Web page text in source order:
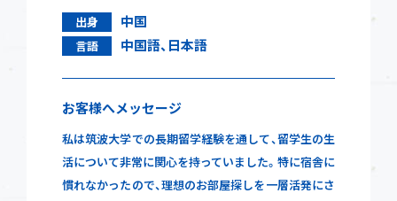
出身 中国
言語 中国語、日本語
お客様へメッセージ
私は筑波大学での長期留学経験を通して、留学生の生
活について非常に関心を持っていました。特に宿舎に
慣れなかったので、理想のお部屋探しを一層活発にさ